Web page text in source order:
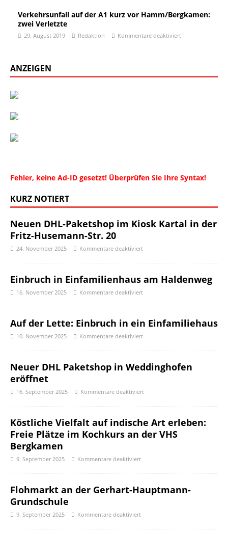
Verkehrsunfall auf der A1 kurz vor Hamm/Bergkamen:
zwei Verletzte
29. August 2019 Redaktion Kommentare deaktiviert
ANZEIGEN
Fehler, keine Ad-ID gesetzt! Überprüfen Sie Ihre Syntax!
KURZ NOTIERT
Neuen DHL-Paketshop im Kiosk Kartal in der
Fritz-Husemann-Str. 20
24. November 2025 Kommentare deaktiviert
Einbruch in Einfamilienhaus am Haldenweg
16. November 2025 Kommentare deaktiviert
Auf der Lette: Einbruch in ein Einfamiliehaus
10. November 2025 Kommentare deaktiviert
Neuer DHL Paketshop in Weddinghofen
eröffnet
16. September 2025 Kommentare deaktiviert
Köstliche Vielfalt auf indische Art erleben:
Freie Plätze im Kochkurs an der VHS
Bergkamen
9. September 2025 Kommentare deaktiviert
Flohmarkt an der Gerhart-Hauptmann-
Grundschule
9. September 2025 Kommentare deaktiviert